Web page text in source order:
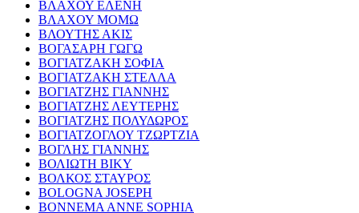
ΒΛΑΧΟΥ ΕΛΕΝΗ
ΒΛΑΧΟΥ ΜΟΜΩ
ΒΛΟΥΤΗΣ ΑΚΙΣ
ΒΟΓΑΣΑΡΗ ΓΩΓΩ
ΒΟΓΙΑΤΖΑΚΗ ΣΟΦΙΑ
ΒΟΓΙΑΤΖΑΚΗ ΣΤΕΛΛΑ
ΒΟΓΙΑΤΖΗΣ ΓΙΑΝΝΗΣ
ΒΟΓΙΑΤΖΗΣ ΛΕΥΤΕΡΗΣ
ΒΟΓΙΑΤΖΗΣ ΠΟΛΥΔΩΡΟΣ
ΒΟΓΙΑΤΖΟΓΛΟΥ ΤΖΩΡΤΖΙΑ
ΒΟΓΛΗΣ ΓΙΑΝΝΗΣ
ΒΟΛΙΩΤΗ ΒΙΚΥ
ΒΟΛΚΟΣ ΣΤΑΥΡΟΣ
BOLOGNA JOSEPH
BONNEMA ANNE SOPHIA